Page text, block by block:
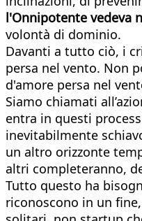
l'Onnipotente vedeva
volontà di dominio.
Davanti a tutto ciò, i
persa nel vento. Non
d'amore persa nel
Siamo chiamati
entra in questi
inevitabilmente
un altro orizzonte
altri completeranno,
Tutto questo ha
riconoscono in un